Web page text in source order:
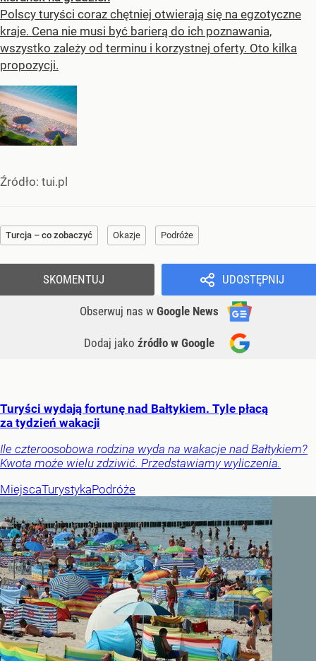
Polscy turyści coraz chętniej otwierają się na egzotyczne
kraje. Cena nie musi być barierą do ich poznawania,
wszystko zależy od terminu i korzystnej oferty. Oto kilka
propozycji.
Źródło: tui.pl
Turcja – co zobaczyć Okazje Podróże
UDOSTĘPNIJ
Obserwuj nas w Google News
Dodaj jako źródło w Google
SKOMENTUJ
Turyści wydają fortunę nad Bałtykiem. Tyle płacą
za tydzień wakacji
Ile czteroosobowa rodzina wyda na wakacje nad Bałtykiem?
Kwota może wielu zdziwić. Przedstawiamy wyliczenia.
MiejscaTurystykaPodróże